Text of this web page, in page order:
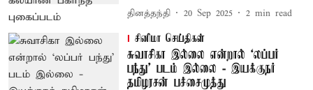
தினத்தந்தி 20 Sep 2025 2 min read
சினிமா செய்திகள்
சுவாசிகா இல்லை என்றால் ‘லப்பர்
பந்து’ படம் இல்லை - இயக்குநர்
தமிழரசன் பச்சைமுத்து